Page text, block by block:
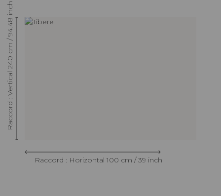
Raccord : Vertical 240 cm / 94.48 inch
Raccord : Horizontal 100 cm / 39 inch